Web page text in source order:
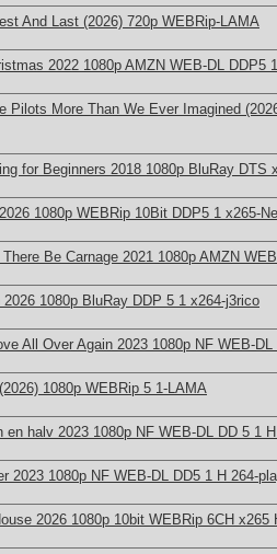
And Last (2026) 720p WEBRip-LAMA
2022 1080p AMZN WEB-DL DDP5
Pilots More Than We Ever Imagined
for Beginners 2018 1080p BluRay DTS
1080p WEBRip 10Bit DDP5 1 x265-
Be Carnage 2021 1080p AMZN
2026 1080p BluRay DDP 5 1 x264-j3rico
All Over Again 2023 1080p NF WEB-
1080p WEBRip 5 1-LAMA
en halv 2023 1080p NF WEB-DL DD 5 1
2023 1080p NF WEB-DL DD5 1 H 264-
2026 1080p 10bit WEBRip 6CH x265